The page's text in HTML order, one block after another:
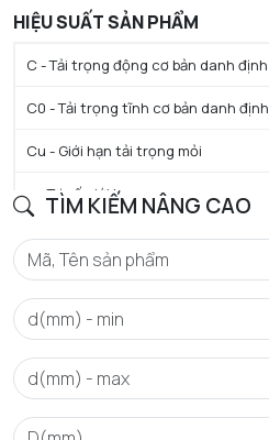
TÌM KIẾM NÂNG CAO
HIỆU SUẤT SẢN PHẨM
C - Tải trọng động cơ bản danh định
C0 - Tải trọng tĩnh cơ bản danh định
Cu - Giới hạn tải trọng mỏi
e - Trị số giới hạn
Y0 - Hệ số tải trọng trục tĩnh
Y1 - Hệ số tải trọng trục thấp hơn
Y2 - Hệ số tải trọng trục trên
N lim - Tốc độ giới hạn bôi trơn dầu